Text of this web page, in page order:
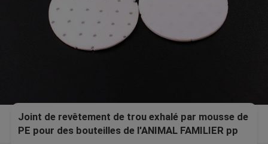
Joint de revêtement de trou exhalé par mousse de
PE pour des bouteilles de l'ANIMAL FAMILIER pp